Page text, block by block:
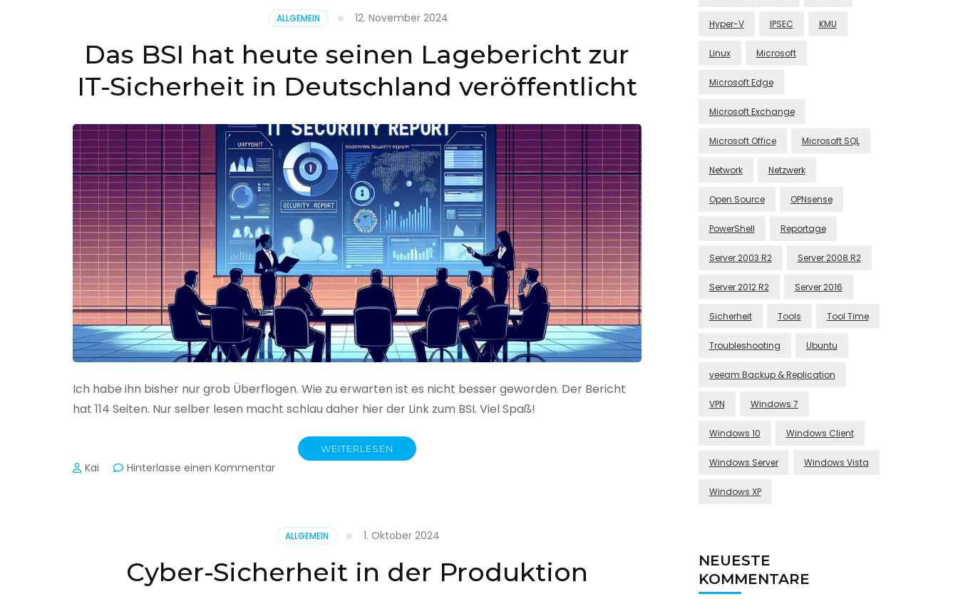
Benutzer
aus
erstellen
ALLGEMEIN 12. November 2024
Das BSI hat heute seinen Lagebericht zur
IT-Sicherheit in Deutschland veröffentlicht
Ich habe ihn bisher nur grob Überflogen. Wie zu erwarten ist es nicht besser geworden. Der Bericht
hat 114 Seiten. Nur selber lesen macht schlau daher hier der Link zum BSI. Viel Spaß!
WEITERLESEN
Kai Hinterlasse einen Kommentarzu
heute
seinen
zur
ALLGEMEIN 1. Oktober 2024
Cyber-Sicherheit in der Produktion
Hyper-V IPSEC KMU
Linux Microsoft
Microsoft Edge
Microsoft Exchange
Microsoft Office Microsoft SQL
Network Netzwerk
Open Source OPNsense
PowerShell Reportage
Server 2003 R2 Server 2008 R2
Server 2012 R2 Server 2016
Sicherheit Tools Tool Time
Troubleshooting Ubuntu
veeam Backup & Replication
VPN Windows 7
Windows 10 Windows Client
Windows Server Windows Vista
Windows XP
NEUESTE
KOMMENTARE